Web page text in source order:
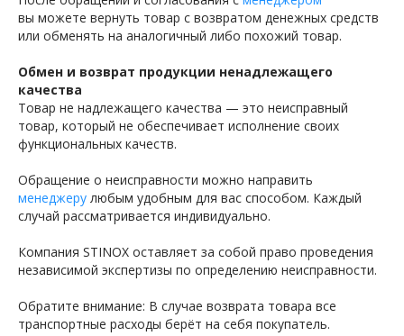
вы можете вернуть товар с возвратом денежных средств
или обменять на аналогичный либо похожий товар.
Обмен и возврат продукции ненадлежащего
качества
Товар не надлежащего качества — это неисправный
товар, который не обеспечивает исполнение своих
функциональных качеств.
Обращение о неисправности можно направить
менеджеру любым удобным для вас способом. Каждый
случай рассматривается индивидуально.
Компания STINOX оставляет за собой право проведения
независимой экспертизы по определению неисправности.
Обратите внимание: В случае возврата товара все
транспортные расходы берёт на себя покупатель.